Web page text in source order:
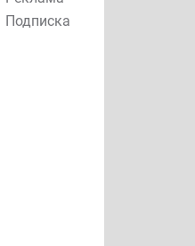
Подписка